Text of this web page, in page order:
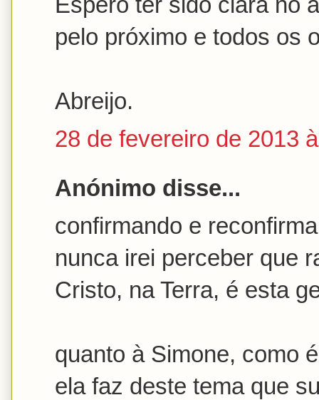
pelo próximo e todos os
Abreijo.
28 de fevereiro de 2013
Anónimo disse...
confirmando e
nunca irei perceber que
Cristo, na Terra, é esta
quanto à Simone, como
ela faz deste tema que